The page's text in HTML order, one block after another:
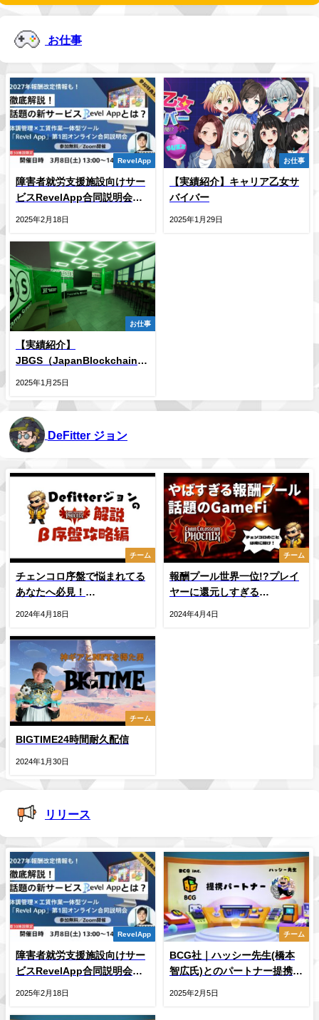
お仕事
RevelApp
障害者就労支援施設向けサー
ビスRevelApp合同説明会開
2025年2月18日
お仕事
【実績紹介】キャリア乙女サ
バイバー
2025年1月29日
お仕事
【実績紹介】
JBGS（JapanBlockchainGameSummit）
2025年1月25日
DeFitter ジョン
チーム
チェンコロ序盤で悩まれてる
あなたへ必見！
2024年4月18日
チーム
報酬プール世界一位!?プレイ
ヤーに還元しすぎる
2024年4月4日
チーム
BIGTIME24時間耐久配信
2024年1月30日
リリース
RevelApp
障害者就労支援施設向けサー
ビスRevelApp合同説明会開
2025年2月18日
チーム
BCG社｜ハッシー先生(橋本
智広氏)とのパートナー提携を
2025年2月5日